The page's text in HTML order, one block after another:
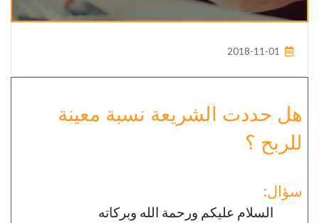
2018-11-01
هل حددت الشريعة نسبة معينة
للربح ؟
سؤال:
السلام عليكم ورحمة الله وبركاته